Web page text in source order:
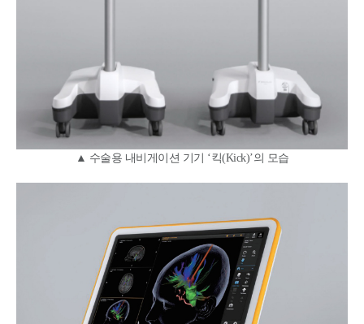
▲ 수술용 내비게이션 기기 ‘킥(Kick)’의 모습